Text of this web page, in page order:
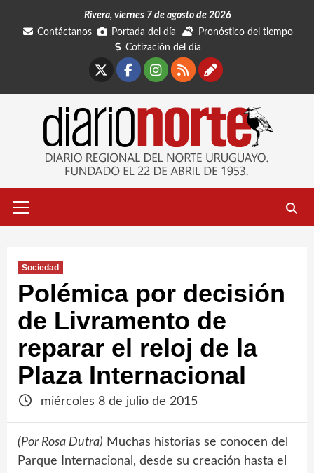
Rivera, viernes 7 de agosto de 2026
Contáctanos
Portada del día
Pronóstico del tiempo
Cotización del día
Facebook
Instagram
RSSContáctanos
primario
Sociedad
Polémica por decisión
de Livramento de
reparar el reloj de la
Plaza Internacional
miércoles 8 de julio de 2015
(Por Rosa Dutra) Muchas historias se conocen del
Parque Internacional, desde su creación hasta el